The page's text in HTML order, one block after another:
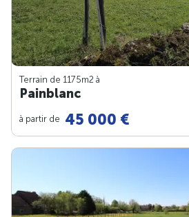
Terrain de 1175m2 à
Painblanc
à partir de 45 000 €